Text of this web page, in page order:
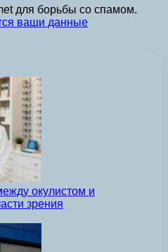
для борьбы со спамом.
ваши данные
окулистом и
зрения